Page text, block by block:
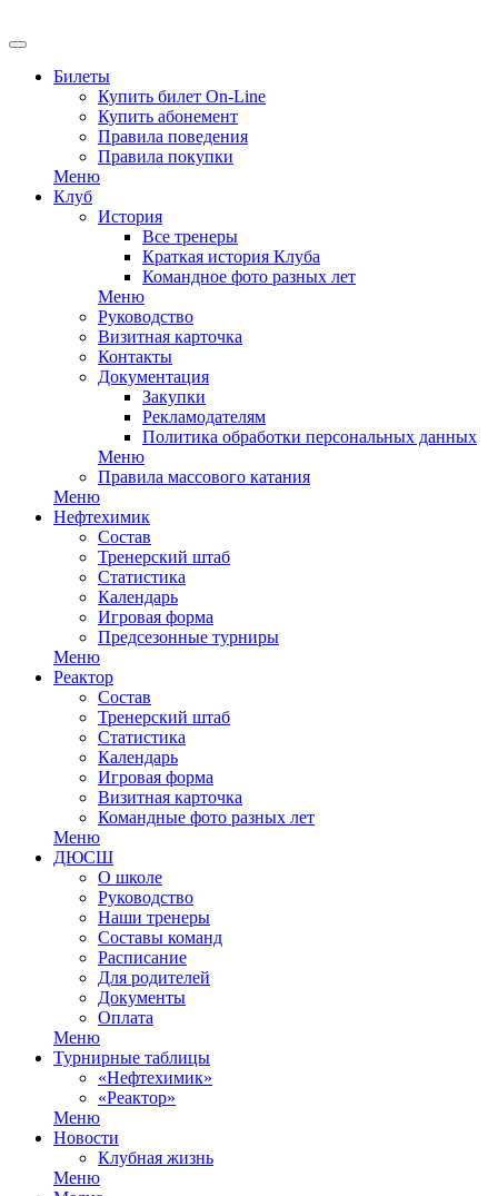
Билеты
Купить билет On-Line
Купить абонемент
Правила поведения
Правила покупки
Меню
Клуб
История
Все тренеры
Краткая история Клуба
Командное фото разных лет
Меню
Руководство
Визитная карточка
Контакты
Документация
Закупки
Рекламодателям
Политика обработки персональных данных
Меню
Правила массового катания
Меню
Нефтехимик
Состав
Тренерский штаб
Статистика
Календарь
Игровая форма
Предсезонные турниры
Меню
Реактор
Состав
Тренерский штаб
Статистика
Календарь
Игровая форма
Визитная карточка
Командные фото разных лет
Меню
ДЮСШ
О школе
Руководство
Наши тренеры
Составы команд
Расписание
Для родителей
Документы
Оплата
Меню
Турнирные таблицы
«Нефтехимик»
«Реактор»
Меню
Новости
Клубная жизнь
Меню